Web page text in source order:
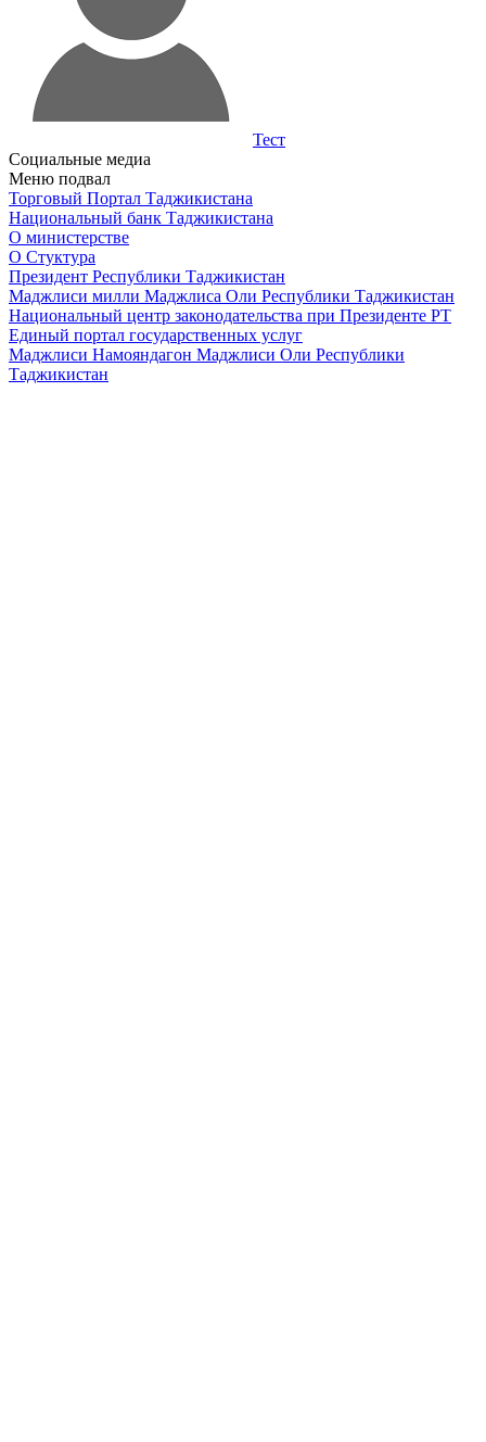
Тест
Социальные медиа
Меню подвал
Торговый Портал Таджикистана
Национальный банк Таджикистана
О министерстве
О Стуктура
Президент Республики Таджикистан
Маджлиси милли Маджлиса Оли Республики Таджикистан
Национальный центр законодательства при Президенте РТ
Единый портал государственных услуг
Маджлиси Намояндагон Маджлиси Оли Республики
Таджикистан